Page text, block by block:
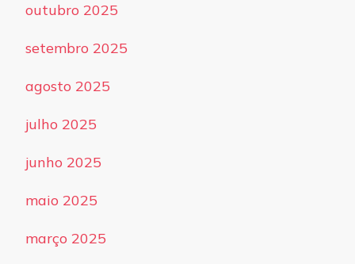
outubro 2025
setembro 2025
agosto 2025
julho 2025
junho 2025
maio 2025
março 2025